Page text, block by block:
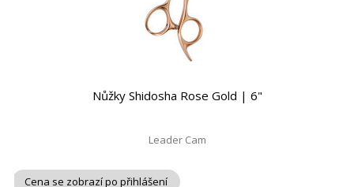
Nůžky Shidosha Rose Gold | 6"
Leader Cam
Cena se zobrazí po přihlášení